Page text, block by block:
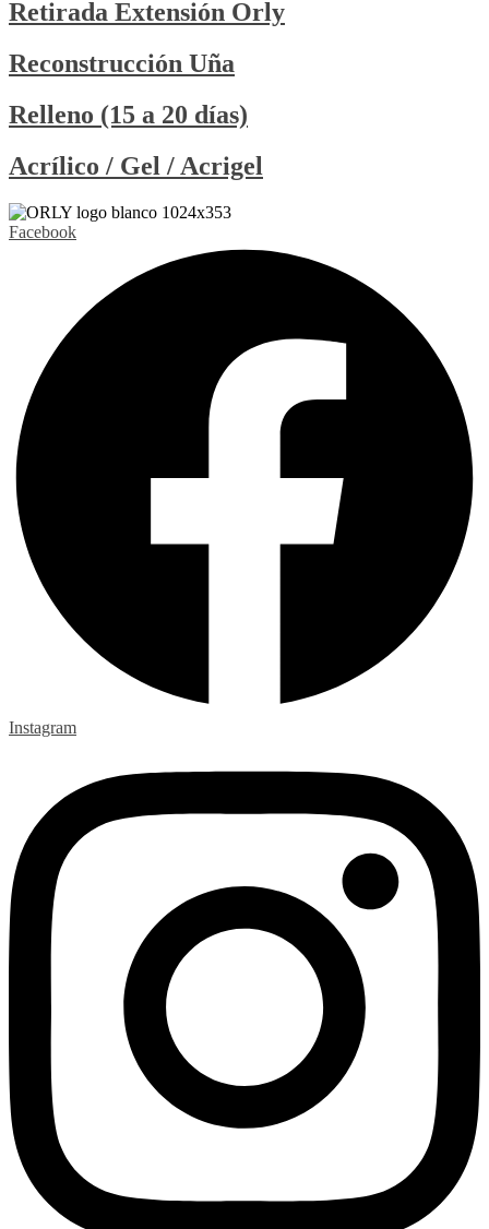
Retirada Extensión Orly
Reconstrucción Uña
Relleno (15 a 20 días)
Acrílico / Gel / Acrigel
Facebook
Instagram